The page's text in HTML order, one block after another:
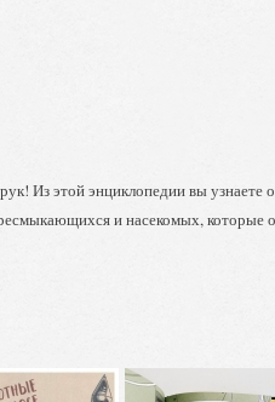
Из этой энциклопедии вы узнаете
и насекомых, которые